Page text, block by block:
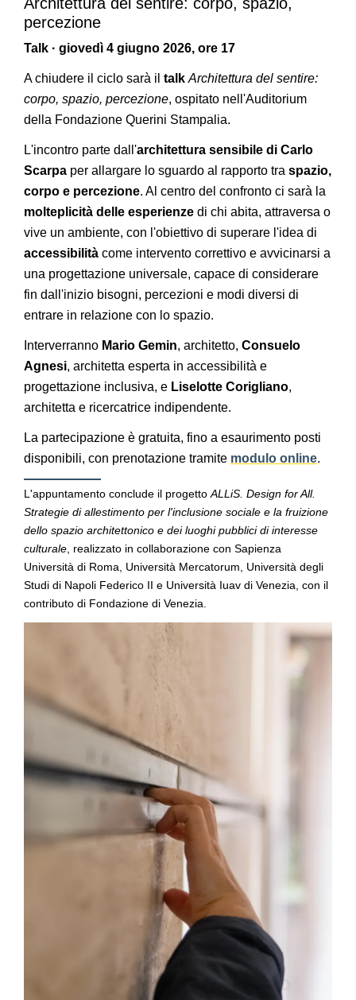
percezione
Talk · giovedì 4 giugno 2026, ore 17
A chiudere il ciclo sarà il talk Architettura del sentire:
corpo, spazio, percezione, ospitato nell'Auditorium
della Fondazione Querini Stampalia.
L'incontro parte dall'architettura sensibile di Carlo
Scarpa per allargare lo sguardo al rapporto tra spazio,
corpo e percezione. Al centro del confronto ci sarà la
molteplicità delle esperienze di chi abita, attraversa o
vive un ambiente, con l'obiettivo di superare l'idea di
accessibilità come intervento correttivo e avvicinarsi a
una progettazione universale, capace di considerare
fin dall'inizio bisogni, percezioni e modi diversi di
entrare in relazione con lo spazio.
Interverranno Mario Gemin, architetto, Consuelo
Agnesi, architetta esperta in accessibilità e
progettazione inclusiva, e Liselotte Corigliano,
architetta e ricercatrice indipendente.
La partecipazione è gratuita, fino a esaurimento posti
disponibili, con prenotazione tramite modulo online.
L'appuntamento conclude il progettoALLiS. Design for All.
Strategie di allestimento per l'inclusione sociale e la fruizione
dello spazio architettonico e dei luoghi pubblici di interesse
culturale, realizzato in collaborazione con Sapienza
Università di Roma, Università Mercatorum, Università degli
Studi di Napoli Federico II e Università Iuav di Venezia, con il
contributo di Fondazione di Venezia.